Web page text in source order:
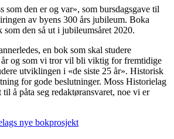
som den er og var», som bursdagsgave til
av byens 300 års jubileum. Boka
den så ut i jubileumsåret 2020.
en bok som skal studere
og som vi tror vil bli viktig for fremtidige
utviklingen i «de siste 25 år». Historisk
for gode beslutninger. Moss Historielag
å påta seg redaktøransvaret, noe vi er
nye bokprosjekt